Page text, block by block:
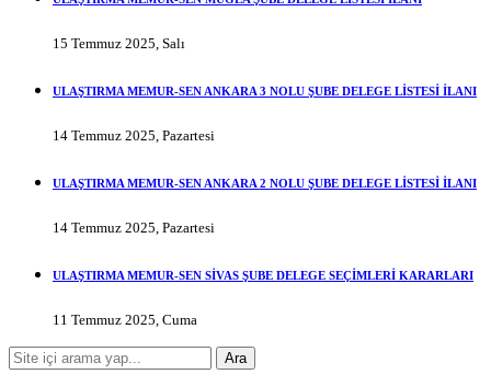
15 Temmuz 2025, Salı
ULAŞTIRMA MEMUR-SEN ANKARA 3 NOLU ŞUBE DELEGE LİSTESİ İLANI
14 Temmuz 2025, Pazartesi
ULAŞTIRMA MEMUR-SEN ANKARA 2 NOLU ŞUBE DELEGE LİSTESİ İLANI
14 Temmuz 2025, Pazartesi
ULAŞTIRMA MEMUR-SEN SİVAS ŞUBE DELEGE SEÇİMLERİ KARARLARI
11 Temmuz 2025, Cuma